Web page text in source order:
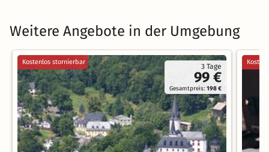
Weitere Angebote in der Umgebung
3 Tage
99 €
Gesamtpreis:198 €
Kostenlos stornierbar